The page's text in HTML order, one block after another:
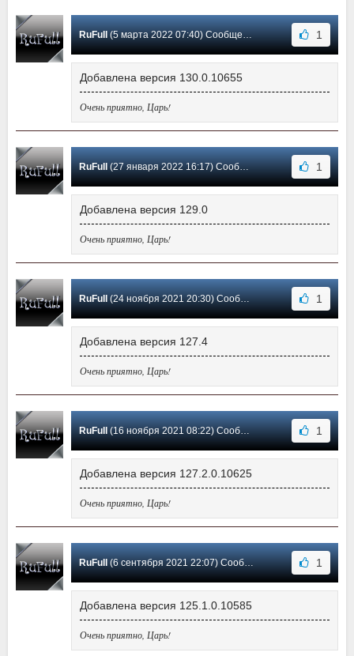
RuFull (5 марта 2022 07:40) Сообщение #81 1
Добавлена версия 130.0.10655
Очень приятно, Царь!
RuFull (27 января 2022 16:17) Сообщение #80 1
Добавлена версия 129.0
Очень приятно, Царь!
RuFull (24 ноября 2021 20:30) Сообщение #79 1
Добавлена версия 127.4
Очень приятно, Царь!
RuFull (16 ноября 2021 08:22) Сообщение #78 1
Добавлена версия 127.2.0.10625
Очень приятно, Царь!
RuFull (6 сентября 2021 22:07) Сообщение #77 1
Добавлена версия 125.1.0.10585
Очень приятно, Царь!